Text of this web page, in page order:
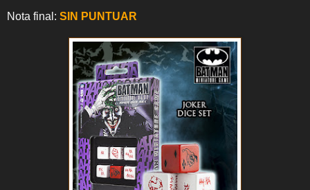
Nota final: SIN PUNTUAR